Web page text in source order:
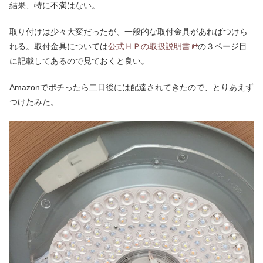
結果、特に不満はない。
取り付けは少々大変だったが、一般的な取付金具があればつけら
れる。取付金具については公式ＨＰの取扱説明書
の３ページ目
に記載してあるので見ておくと良い。
Amazonでポチったら二日後には配達されてきたので、とりあえず
つけたみた。